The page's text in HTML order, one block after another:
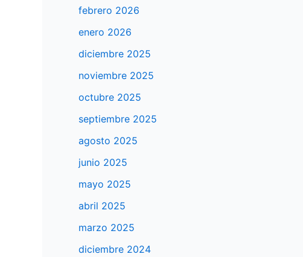
febrero 2026
enero 2026
diciembre 2025
noviembre 2025
octubre 2025
septiembre 2025
agosto 2025
junio 2025
mayo 2025
abril 2025
marzo 2025
diciembre 2024